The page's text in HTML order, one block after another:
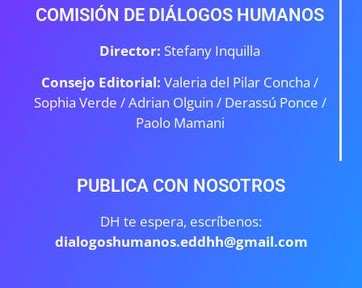
COMISIÓN DE DIÁLOGOS HUMANOS
Director: Stefany Inquilla
Consejo Editorial: Valeria del Pilar Concha /
Sophia Verde /Adrian Olguin / Derassú Ponce /
Paolo Mamani
PUBLICA CON NOSOTROS
DH te espera, escríbenos:
dialogoshumanos.eddhh@gmail.com